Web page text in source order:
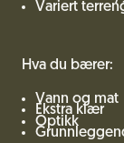
Variert
Hva du bærer:
Vann og mat
Ekstra klær
Optikk